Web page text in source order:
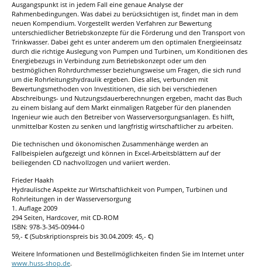
Ausgangspunkt ist in jedem Fall eine genaue Analyse der
Rahmenbedingungen. Was dabei zu berücksichtigen ist, findet man in dem
neuen Kompendium. Vorgestellt werden Verfahren zur Bewertung
unterschiedlicher Betriebskonzepte für die Förderung und den Transport von
Trinkwasser. Dabei geht es unter anderem um den optimalen Energieeinsatz
durch die richtige Auslegung von Pumpen und Turbinen, um Konditionen des
Energiebezugs in Verbindung zum Betriebskonzept oder um den
bestmöglichen Rohrdurchmesser beziehungsweise um Fragen, die sich rund
um die Rohrleitungshydraulik ergeben. Dies alles, verbunden mit
Bewertungsmethoden von Investitionen, die sich bei verschiedenen
Abschreibungs- und Nutzungsdauerberechnungen ergeben, macht das Buch
zu einem bislang auf dem Markt einmaligen Ratgeber für den planenden
Ingenieur wie auch den Betreiber von Wasserversorgungsanlagen. Es hilft,
unmittelbar Kosten zu senken und langfristig wirtschaftlicher zu arbeiten.
Die technischen und ökonomischen Zusammenhänge werden an
Fallbeispielen aufgezeigt und können in Excel-Arbeitsblättern auf der
beiliegenden CD nachvollzogen und variiert werden.
Frieder Haakh
Hydraulische Aspekte zur Wirtschaftlichkeit von Pumpen, Turbinen und
Rohrleitungen in der Wasserversorgung
1. Auflage 2009
294 Seiten, Hardcover, mit CD-ROM
ISBN: 978-3-345-00944-0
59,- € (Subskriptionspreis bis 30.04.2009: 45,- €)
Weitere Informationen und Bestellmöglichkeiten finden Sie im Internet unter
www.huss-shop.de.